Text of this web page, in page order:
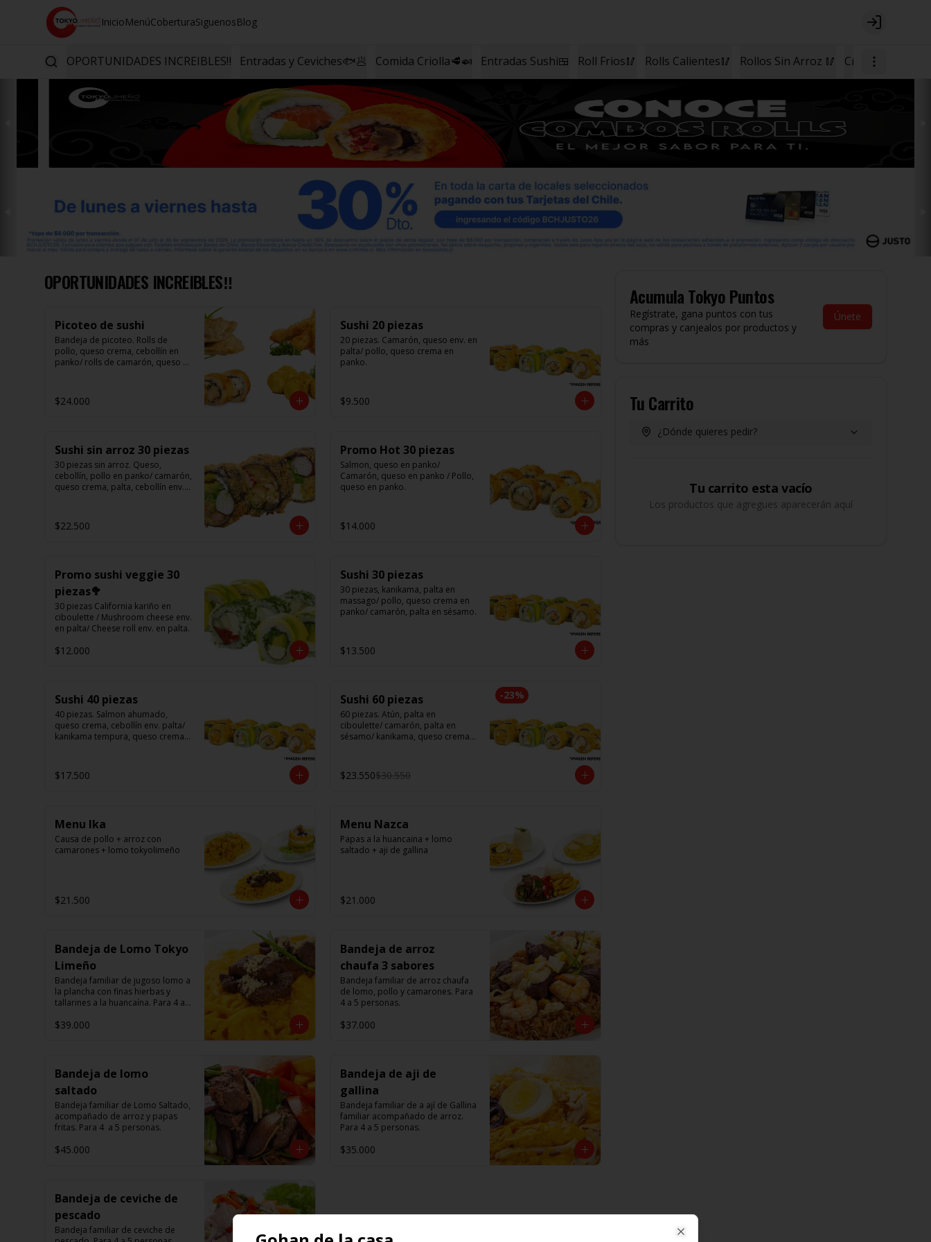
InicioMenúCoberturaSiguenosBlog Login
OPORTUNIDADES INCREIBLES‼️ Entradas y Ceviches🐟🥟 Comida Criolla🥩🍛 Entradas Sushi🍱 Roll Frios🥢 Rolls Calientes🥢 Rollos Sin Arroz 🥢 Cremas🥣
OPORTUNIDADES INCREIBLES‼️
Picoteo de sushi
Bandeja de picoteo. Rolls de
pollo, queso crema, cebollín en
panko/ rolls de camarón, queso
rellenas de camarón, queso
crema)/ gyosas mixtas.
$24.000
Sushi 20 piezas
20 piezas. Camarón, queso env. en
palta/ pollo, queso crema en
panko.
$9.500
Sushi sin arroz 30 piezas
30 piezas sin arroz. Queso,
cebollín, pollo en panko/ camarón,
queso crema, palta, cebollín env.
en panko.
$22.500
Promo Hot 30 piezas
Salmon, queso en panko/
Camarón, queso en panko / Pollo,
queso en panko.
$14.000
Promo sushi veggie 30
piezas🥦
30 piezas California kariño en
ciboulette / Mushroom cheese env.
en palta/ Cheese roll env. en palta.
$12.000
Sushi 30 piezas
30 piezas, kanikama, palta en
massago/ pollo, queso crema en
panko/ camarón, palta en sésamo.
$13.500
Sushi 40 piezas
40 piezas. Salmon ahumado,
queso crema, cebollín env. palta/
kanikama tempura, queso crema
queso crema, en panko.
$17.500
-23%
Sushi 60 piezas
60 piezas. Atún, palta en
ciboulette/ camarón, palta en
sésamo/ kanikama, queso crema,
queso crema, cebollín en panko/
camarón, queso crema, en panko.
$23.550$30.550
Menu Ika
Causa de pollo + arroz con
camarones + lomo tokyolimeño
$21.500
Menu Nazca
Papas a la huancaina + lomo
saltado + aji de gallina
$21.000
Bandeja de Lomo Tokyo
Limeño
Bandeja familiar de jugoso lomo a
la plancha con finas hierbas y
tallarines a la huancaína. Para 4 a 5
$39.000
Bandeja de arroz
chaufa 3 sabores
Bandeja familiar de arroz chaufa
de lomo, pollo y camarones. Para
4 a 5 personas.
$37.000
Bandeja de lomo
saltado
Bandeja familiar de Lomo Saltado,
acompañado de arroz y papas
fritas. Para 4  a 5 personas.
$45.000
Bandeja de aji de
gallina
Bandeja familiar de a ají de Gallina
familiar acompañado de arroz.
Para 4 a 5 personas.
$35.000
Bandeja de ceviche de
pescado
Bandeja familiar de ceviche de
AcumulaTokyo Puntos
Regístrate, gana puntos con tus
compras y canjealos por productos y
más
Únete
Tu Carrito
¿Dónde quieres pedir?
Tu carrito esta vacío
Los productos que agregues aparecerán aquí